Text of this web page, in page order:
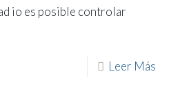
io es posible controlar
Leer Más